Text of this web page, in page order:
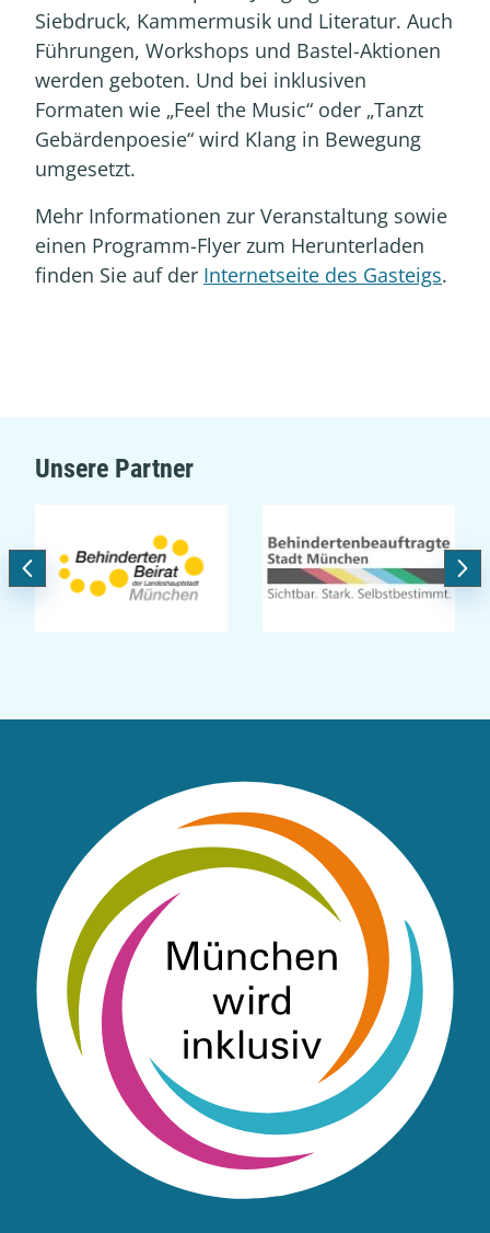
Siebdruck, Kammermusik und Literatur. Auch
Führungen, Workshops und Bastel-Aktionen
werden geboten. Und bei inklusiven
Formaten wie „Feel the Music“ oder „Tanzt
Gebärdenpoesie“ wird Klang in Bewegung
umgesetzt.
Mehr Informationen zur Veranstaltung sowie
einen Programm-Flyer zum Herunterladen
finden Sie auf der Internetseite des Gasteigs.
Unsere Partner